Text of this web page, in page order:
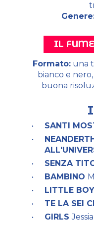
SANTI
SENZA
BAMBINO
LITTLE
TE LA SEI
GIRLS
Formato: una
bianco e
buona
IL